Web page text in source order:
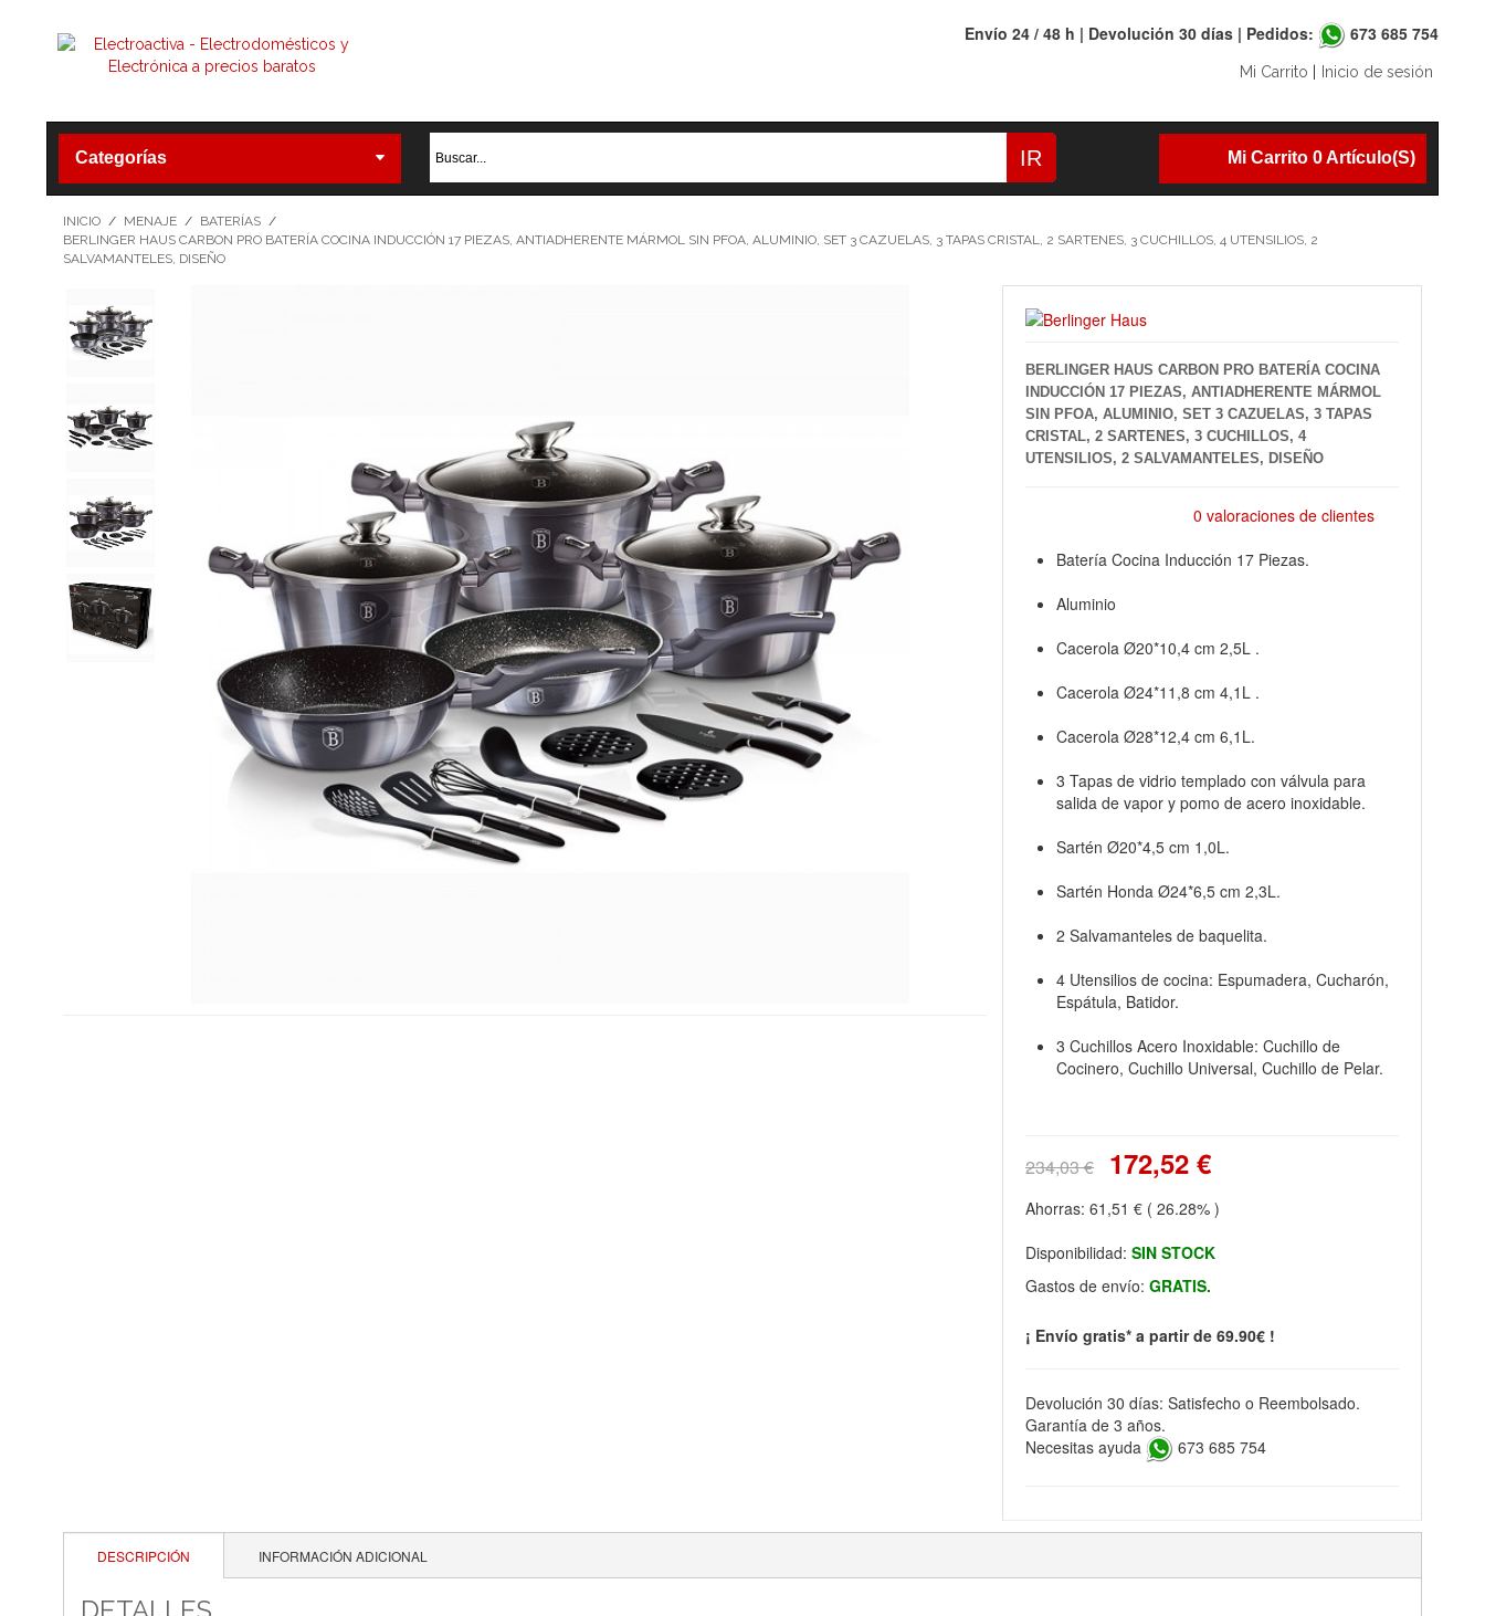
Envío 24 / 48 h | Devolución 30 días | Pedidos: 673 685 754
Mi Carrito Inicio de sesión
Categorías Mi Carrito 0 Artículo(s)
IR
INICIO / MENAJE / BATERÍAS /
BERLINGER HAUS CARBON PRO BATERÍA COCINA INDUCCIÓN 17 PIEZAS, ANTIADHERENTE MÁRMOL SIN PFOA, ALUMINIO, SET 3 CAZUELAS, 3 TAPAS CRISTAL, 2 SARTENES, 3 CUCHILLOS, 4 UTENSILIOS, 2
SALVAMANTELES, DISEÑO
BERLINGER HAUS CARBON PRO BATERÍA COCINA
INDUCCIÓN 17 PIEZAS, ANTIADHERENTE MÁRMOL
SIN PFOA, ALUMINIO, SET 3 CAZUELAS, 3 TAPAS
CRISTAL, 2 SARTENES, 3 CUCHILLOS, 4
UTENSILIOS, 2 SALVAMANTELES, DISEÑO
0 valoraciones de clientes
Batería Cocina Inducción 17 Piezas.
Aluminio
Cacerola Ø20*10,4 cm 2,5L .
Cacerola Ø24*11,8 cm 4,1L .
Cacerola Ø28*12,4 cm 6,1L.
3 Tapas de vidrio templado con válvula para
salida de vapor y pomo de acero inoxidable.
Sartén Ø20*4,5 cm 1,0L.
Sartén Honda Ø24*6,5 cm 2,3L.
2 Salvamanteles de baquelita.
4 Utensilios de cocina: Espumadera, Cucharón,
Espátula, Batidor.
3 Cuchillos Acero Inoxidable: Cuchillo de
Cocinero, Cuchillo Universal, Cuchillo de Pelar.
234,03 € 172,52 €
Ahorras: 61,51 € ( 26.28% )
Disponibilidad: SIN STOCK
Gastos de envío: GRATIS.
¡ Envío gratis* a partir de 69.90€ !
Devolución 30 días: Satisfecho o Reembolsado.
Garantía de 3 años.
Necesitas ayuda
673 685 754
DESCRIPCIÓN INFORMACIÓN ADICIONAL